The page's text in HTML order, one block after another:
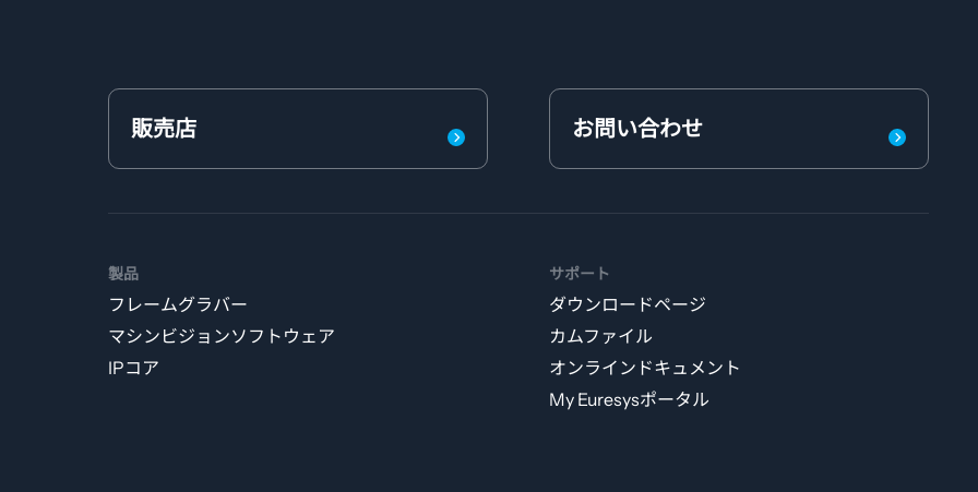
販売店 お問い合わせ
製品
フレームグラバー
マシンビジョンソフトウェア
IPコア
サポート
ダウンロードページ
カムファイル
オンラインドキュメント
My Euresysポータル